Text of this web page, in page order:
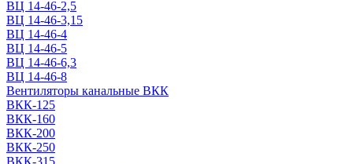
ВЦ 14-46-2,5
ВЦ 14-46-3,15
ВЦ 14-46-4
ВЦ 14-46-5
ВЦ 14-46-6,3
ВЦ 14-46-8
Вентиляторы канальные ВКК
ВКК-125
ВКК-160
ВКК-200
ВКК-250
ВКК-315